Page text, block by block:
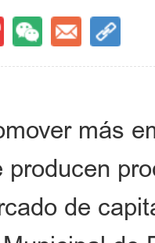
más
producen
de